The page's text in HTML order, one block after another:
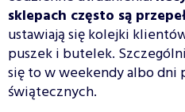
sklepach często są
ustawiają się kolejki
puszek i butelek.
się to w weekendy albo dni
świątecznych.